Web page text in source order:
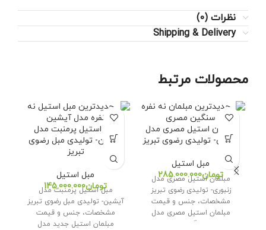
نظرات (0)
Shipping & Delivery
محصولات مرتبط
مبلمان استیل مصری مدل
زنبوری- تولیدی رضوی تبریز
مبل استیل
تومان
مبلمان استیل مصری مدل
زنبوری- تولیدی رضوی تبریز
مشخصات، جنس و قیمت
مبلمان استیل مصری مدل
زنبوری اگر به دنبال
مبل استیل پرمنبت مدل
آیشین- تولیدی مبل رضوی
تبریز
مبل استیل
تومان
مبل استیل پرمنبت مدل
آیشین- تولیدی مبل رضوی تبریز
مشخصات، جنس و قیمت
مبلمان استیل جدید مدل